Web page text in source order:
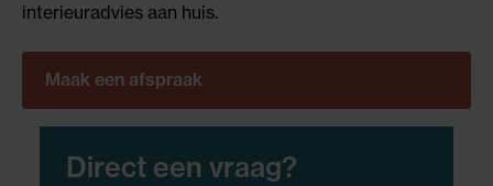
interieuradvies aan huis.
Maak een afspraak
Direct een vraag?